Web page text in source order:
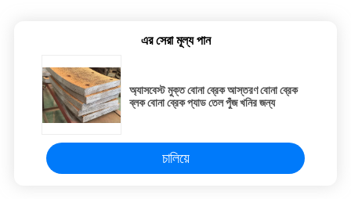
এর সেরা মূল্য পান
অ্যাসবেস্ট মুক্ত বোনা ব্রেক আস্তরণ বোনা ব্রেক
ব্লক বোনা ব্রেক প্যাড তেল পুঁজ খনির জন্য
চালিয়ে